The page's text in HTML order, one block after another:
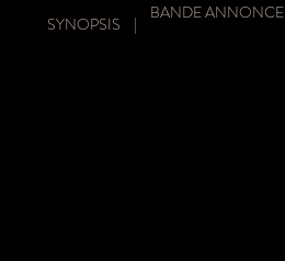
SYNOPSIS | BANDE ANNONCE
BANDE ANNONCE